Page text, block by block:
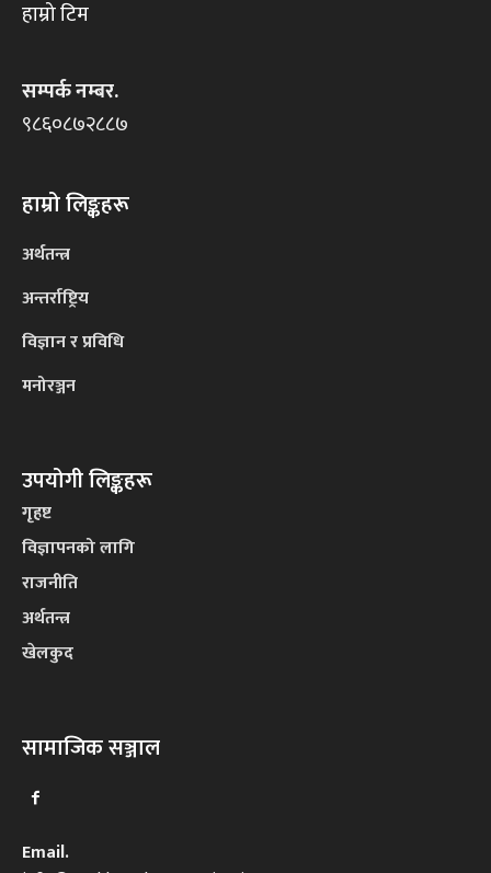
हाम्रो टिम
सम्पर्क नम्बर.
९८६०८७२८८७
हाम्रो लिङ्कहरू
अर्थतन्त्र
अन्तर्राष्ट्रिय
विज्ञान र प्रविधि
मनोरञ्जन
उपयोगी लिङ्कहरू
गृहष्ट
विज्ञापनको लागि
राजनीति
अर्थतन्त्र
खेलकुद
सामाजिक सञ्जाल
Email.